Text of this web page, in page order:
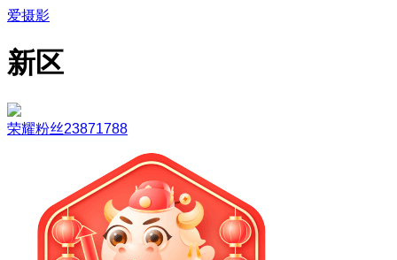
爱摄影
新区
荣耀粉丝23871788